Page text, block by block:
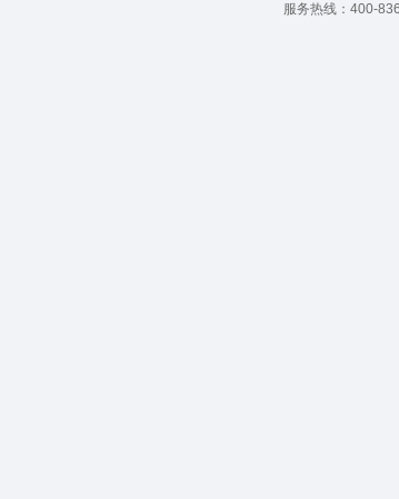
服务热线：400-